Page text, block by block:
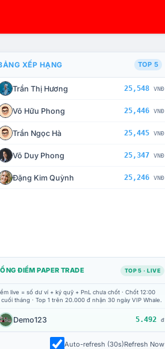
CHẾ TÀI XỬ LÝ VI PHẠM
XẾP HẠNG TOP 5
Trần Thị Hương 25,548 VNĐ
Võ Hữu Phong 25,446 VNĐ
Trần Ngọc Hà 25,445 VNĐ
Võ Duy Phong 25,347 VNĐ
Đặng Kim Quỳnh 25,246 VNĐ
ĐIỂM PAPER TRADE TOP 5 · LIVE
live = số dư ví + ký quỹ + PnL chưa chốt · Chốt 12:00
tháng · Top 1 trên 20.000 đ nhận 30 ngày VIP Whale.
Demo123 5.492 đ
Auto-refresh (30s)Refresh Now